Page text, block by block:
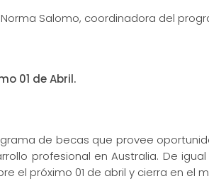
Salomo, coordinadora del
01 de Abril.
de becas que provee
profesional en Australia. De
el próximo 01 de abril y cierra en el